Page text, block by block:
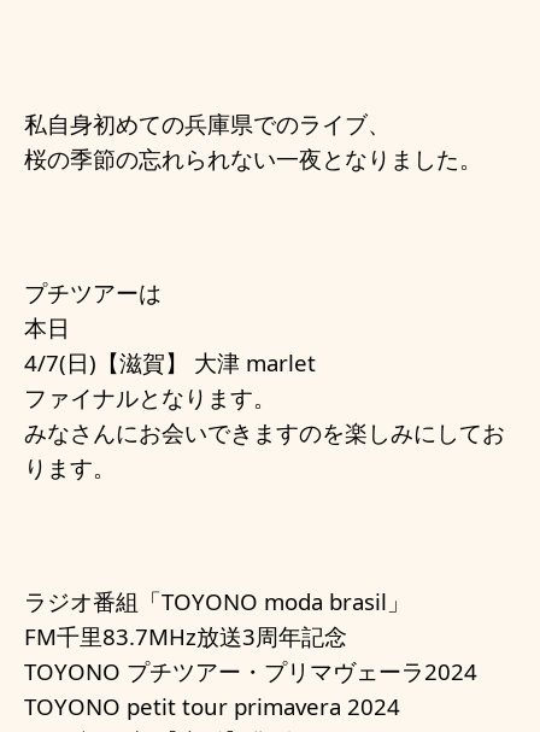
私自身初めての兵庫県でのライブ、
桜の季節の忘れられない一夜となりました。
プチツアーは
本日
4/7(日)【滋賀】 大津 marlet
ファイナルとなります。
みなさんにお会いできますのを楽しみにしてお
ります。
ラジオ番組「TOYONO moda brasil」
FM千里83.7MHz放送3周年記念
TOYONO プチツアー・プリマヴェーラ2024
TOYONO petit tour primavera 2024